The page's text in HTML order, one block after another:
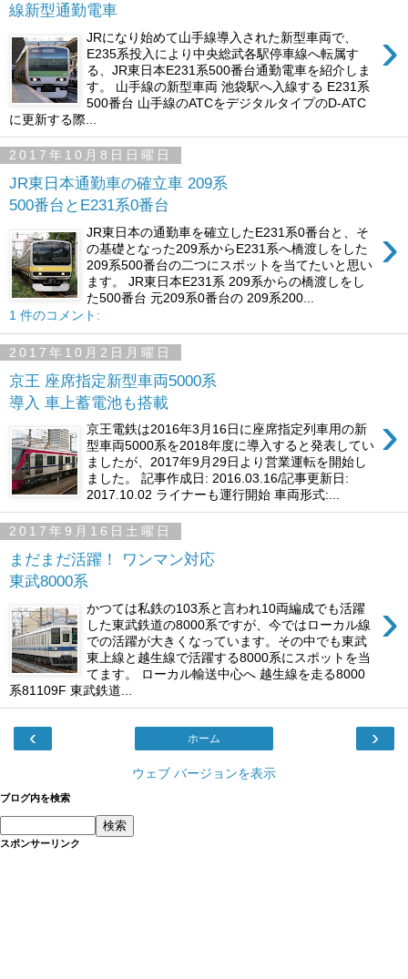
線新型通勤電車
›
JRになり始めて山手線導入された新型車両で、
E235系投入により中央総武各駅停車線へ転属す
る、JR東日本E231系500番台通勤電車を紹介しま
す。 山手線の新型車両 池袋駅へ入線する E231系
500番台 山手線のATCをデジタルタイプのD-ATC
に更新する際...
2017年10月8日日曜日
JR東日本通勤車の確立車 209系
500番台とE231系0番台
›
JR東日本の通勤車を確立したE231系0番台と、そ
の基礎となった209系からE231系へ橋渡しをした
209系500番台の二つにスポットを当てたいと思い
ます。 JR東日本E231系 209系からの橋渡しをし
た500番台 元209系0番台の 209系200...
1 件のコメント:
2017年10月2日月曜日
京王 座席指定新型車両5000系
導入 車上蓄電池も搭載
›
京王電鉄は2016年3月16日に座席指定列車用の新
型車両5000系を2018年度に導入すると発表してい
ましたが、2017年9月29日より営業運転を開始し
ました。 記事作成日: 2016.03.16/記事更新日:
2017.10.02 ライナーも運行開始 車両形式:...
2017年9月16日土曜日
まだまだ活躍！ ワンマン対応
東武8000系
›
かつては私鉄の103系と言われ10両編成でも活躍
した東武鉄道の8000系ですが、今ではローカル線
での活躍が大きくなっています。その中でも東武
東上線と越生線で活躍する8000系にスポットを当
てます。 ローカル輸送中心へ 越生線を走る8000
系81109F 東武鉄道...
‹ ›
ホーム
ウェブ バージョンを表示
ブログ内を検索
スポンサーリンク